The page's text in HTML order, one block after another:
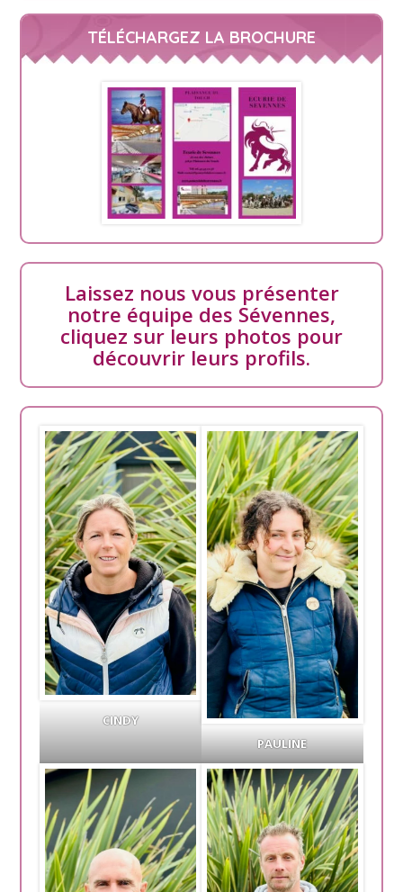
TÉLÉCHARGEZ LA BROCHURE
Laissez nous vous présenter
notre équipe des Sévennes,
cliquez sur leurs photos pour
découvrir leurs profils.
CINDY
PAULINE